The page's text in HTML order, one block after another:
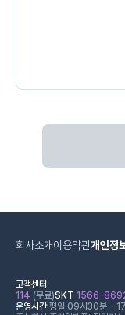
회사소개이용약관개인정
고객센터
114 (무료)SKT 1566-
운영시간평일 09시30분 -